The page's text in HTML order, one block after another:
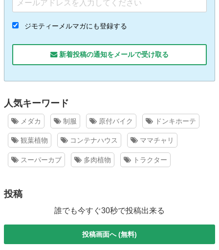
ジモティーメルマガにも登録する
新着投稿の通知をメールで受け取る
人気キーワード
メダカ 制服 原付バイク ドンキホーテ
観葉植物 コンテナハウス ママチャリ
スーパーカブ 多肉植物 トラクター
投稿
誰でも今すぐ30秒で投稿出来る
投稿画面へ (無料)